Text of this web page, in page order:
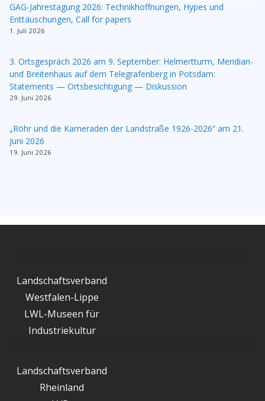
GAG-Jahrestagung 2026: Technikhoffnungen, Hypes und
Enttäuschungen, Call for papers
1. Juli 2026
3. Ortsgespräch 2026 am 9. September: Helmertturm, Meridian-
und Breitenhaus auf dem Telegrafenberg in Potsdam:
Statements — Ortsbesichtigung — Diskussion
29. Juni 2026
„Röhr und die Kameraden der Landstraße 1926-2026“ am 21.
Juni 2026
19. Juni 2026
Landschaftsverband
Westfalen-Lippe
LWL-Museen für
Industriekultur
Landschaftsverband
Rheinland